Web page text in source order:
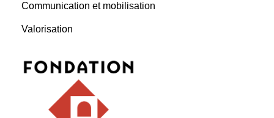
Communication et mobilisation
Valorisation